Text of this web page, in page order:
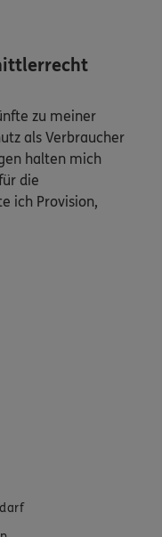
zu meiner
als Verbraucher
halten mich
die
ich Provision,